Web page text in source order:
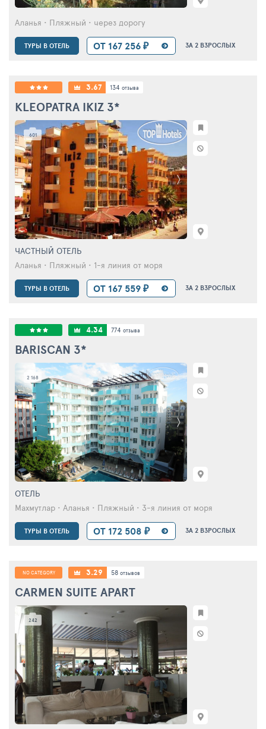
Аланья • Пляжный • через дорогу
ТУРЫ В ОТЕЛЬ ОТ 167 256 ₽ ЗА 2 ВЗРОСЛЫХ
601
3.67 134 отзыва
KLEOPATRA IKIZ 3*
ЧАСТНЫЙ ОТЕЛЬ
Аланья • Пляжный • 1-я линия от моря
ТУРЫ В ОТЕЛЬ ОТ 167 559 ₽ ЗА 2 ВЗРОСЛЫХ
2 168
4.34 774 отзыва
BARISCAN 3*
ОТЕЛЬ
Махмутлар • Аланья • Пляжный • 3-я линия от моря
ТУРЫ В ОТЕЛЬ ОТ 172 508 ₽ ЗА 2 ВЗРОСЛЫХ
242
NO CATEGORY 3.29 58 отзывов
CARMEN SUITE APART